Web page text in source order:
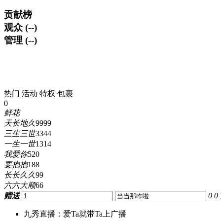
贡献榜
观众 (--)
管理 (--)
热门 活动 特权 包裹
0
鲜花
天长地久9999
三生三世3344
一生一世1314
我爱你520
要抱抱188
长长久久99
六六大顺66
赠送
0 0
九秀直播：爱Ta就带Ta上广播